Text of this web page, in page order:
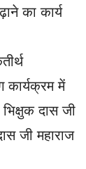
का कार्य
में
दास जी
जी महाराज